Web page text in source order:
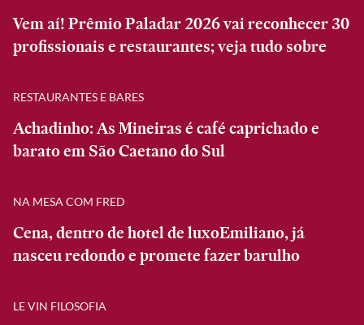
Vem aí! Prêmio Paladar 2026 vai reconhecer 30
profissionais e restaurantes; veja tudo sobre
RESTAURANTES E BARES
Achadinho: As Mineiras é café caprichado e
barato em São Caetano do Sul
NA MESA COM FRED
Cena, dentro de hotel de luxoEmiliano, já
nasceu redondo e promete fazer barulho
LE VIN FILOSOFIA